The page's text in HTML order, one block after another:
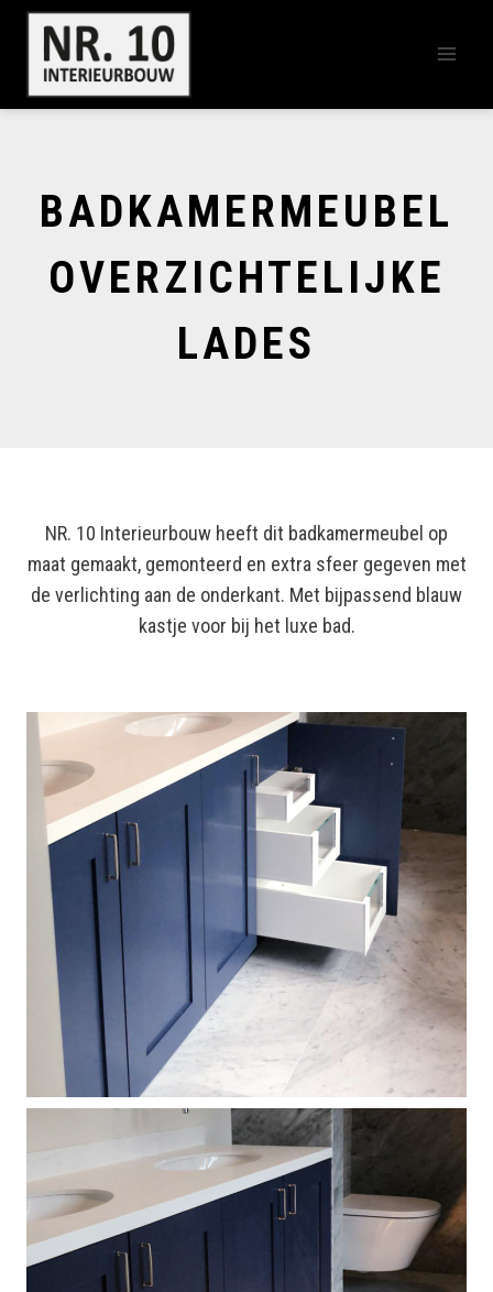
Doorgaan
inhoud
BADKAMERMEUBEL
OVERZICHTELIJKE
LADES
NR. 10 Interieurbouw heeft dit badkamermeubel op
maat gemaakt, gemonteerd en extra sfeer gegeven met
de verlichting aan de onderkant. Met bijpassend blauw
kastje voor bij het luxe bad.